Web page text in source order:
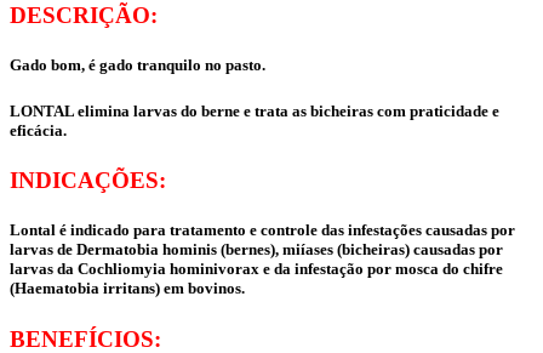
DESCRIÇÃO:
Gado bom, é gado tranquilo no pasto.
LONTAL elimina larvas do berne e trata as bicheiras com praticidade e
eficácia.
INDICAÇÕES:
Lontal é indicado para tratamento e controle das infestações causadas por
larvas de Dermatobia hominis (bernes), miíases (bicheiras) causadas por
larvas da Cochliomyia hominivorax e da infestação por mosca do chifre
(Haematobia irritans) em bovinos.
BENEFÍCIOS: